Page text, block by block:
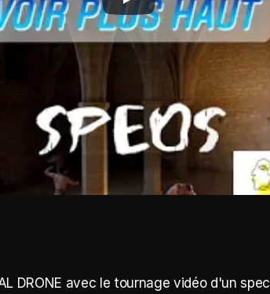
DRONE avec le tournage vidéo d'un